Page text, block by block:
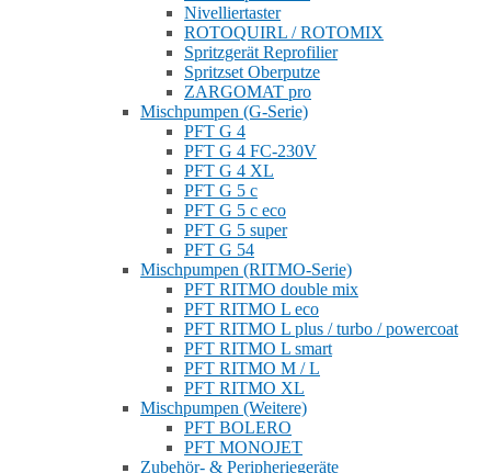
Nivelliertaster
ROTOQUIRL / ROTOMIX
Spritzgerät Reprofilier
Spritzset Oberputze
ZARGOMAT pro
Mischpumpen (G-Serie)
PFT G 4
PFT G 4 FC-230V
PFT G 4 XL
PFT G 5 c
PFT G 5 c eco
PFT G 5 super
PFT G 54
Mischpumpen (RITMO-Serie)
PFT RITMO double mix
PFT RITMO L eco
PFT RITMO L plus / turbo / powercoat
PFT RITMO L smart
PFT RITMO M / L
PFT RITMO XL
Mischpumpen (Weitere)
PFT BOLERO
PFT MONOJET
Zubehör- & Peripheriegeräte